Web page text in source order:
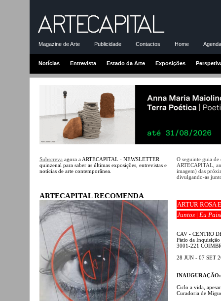
Magazine de Arte Publicidade Contactos Home
Notícias Entrevista Estado da Arte Exposições
Subscreva agora a ARTECAPITAL - NEWSLETTER
quinzenal para saber as últimas exposições, entrevistas e
notícias de arte contemporânea.
ARTECAPITAL RECOMENDA
O seguinte guia de
ARTECAPITAL,
imagem) das
divulgando-as
ARTUR ROSA
Juntos | Eu
CAV - CENTRO
Pátio da
3001-221
28 JUN - 07 SET
INAUGURAÇÃO:
Ciclo a vida,
Curadoria de